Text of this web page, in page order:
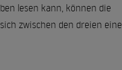
lesen kann, können die
zwischen den dreien eine